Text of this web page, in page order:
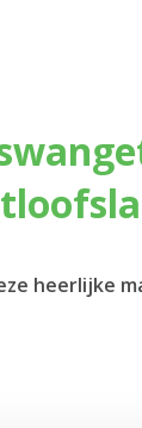
heerlijke